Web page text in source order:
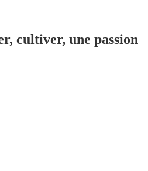
cultiver, une passion